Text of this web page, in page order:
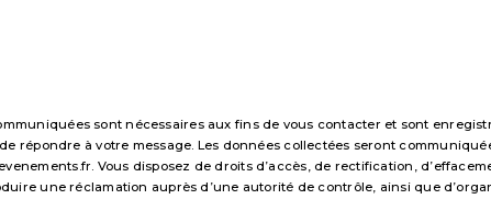
sont nécessaires aux fins de vous contacter et sont
répondre à votre message. Les données collectées seront
Vous disposez de droits d’accès, de rectification,
une réclamation auprès d’une autorité de contrôle, ainsi que